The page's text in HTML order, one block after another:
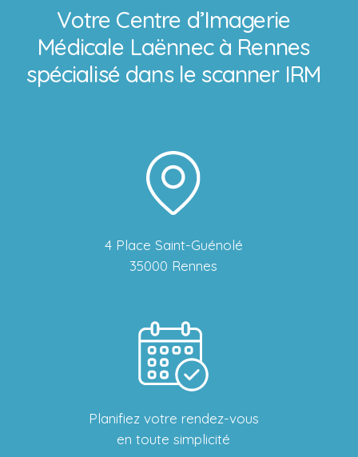
Votre Centre d’Imagerie
Médicale Laënnec à Rennes
spécialisé dans le scanner IRM
4 Place Saint-Guénolé
35000 Rennes
Planifiez votre rendez-vous
en toute simplicité